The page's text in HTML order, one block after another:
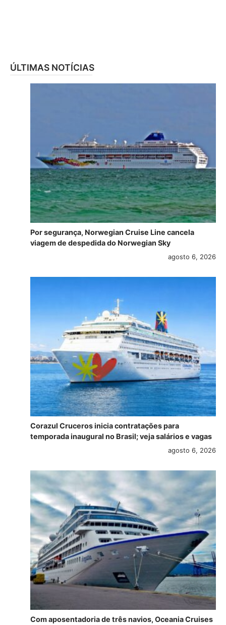
ÚLTIMAS NOTÍCIAS
Por segurança, Norwegian Cruise Line cancela
viagem de despedida do Norwegian Sky
agosto 6, 2026
Corazul Cruceros inicia contratações para
temporada inaugural no Brasil; veja salários e vagas
agosto 6, 2026
Com aposentadoria de três navios, Oceania Cruises